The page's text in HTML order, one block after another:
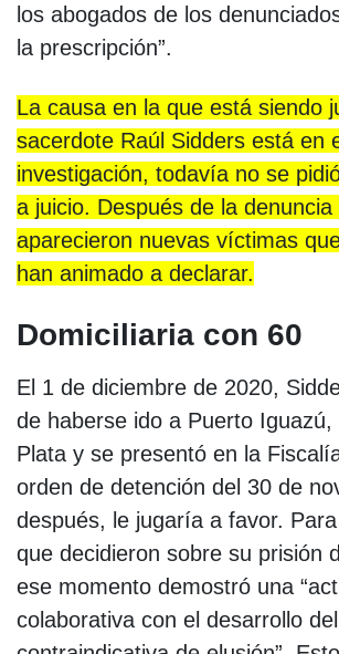
los abogados de los
la prescripción”.
La causa en la que está siendo
sacerdote Raúl Sidders está en
investigación, todavía no se
a juicio. Después de la
aparecieron nuevas víctimas
han animado a declarar.
Domiciliaria con 60
El 1 de diciembre de 2020,
de haberse ido a Puerto Iguazú,
Plata y se presentó en la
orden de detención del 30 de
después, le jugaría a favor.
que decidieron sobre su prisión
ese momento demostró una
colaborativa con el desarrollo